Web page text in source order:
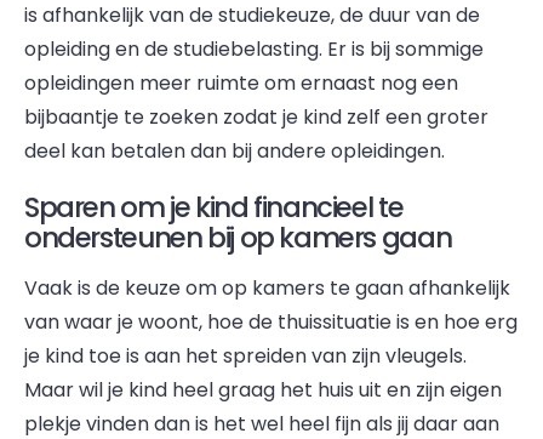
is afhankelijk van de studiekeuze, de duur van de
opleiding en de studiebelasting. Er is bij sommige
opleidingen meer ruimte om ernaast nog een
bijbaantje te zoeken zodat je kind zelf een groter
deel kan betalen dan bij andere opleidingen.
Sparen om je kind financieel te
ondersteunen bij op kamers gaan
Vaak is de keuze om op kamers te gaan afhankelijk
van waar je woont, hoe de thuissituatie is en hoe erg
je kind toe is aan het spreiden van zijn vleugels.
Maar wil je kind heel graag het huis uit en zijn eigen
plekje vinden dan is het wel heel fijn als jij daar aan